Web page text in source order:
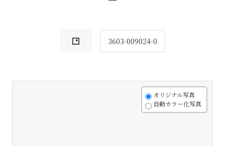
3603-009024-0
オリジナル写真
自動カラー化写真